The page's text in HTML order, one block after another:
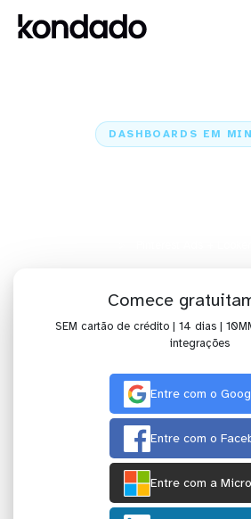
DASHBOARDS EM
Comece
SEM cartão de crédito | 14 dias |
integrações
Entre com o
Entre com o
Entre com a